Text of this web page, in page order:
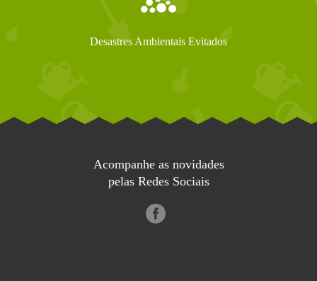
Desastres Ambientais Evitados
Acompanhe as novidades
pelas Redes Sociais